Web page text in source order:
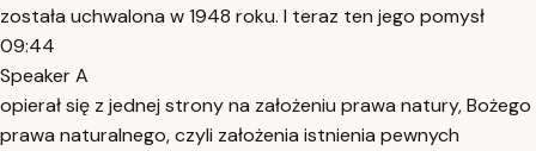
została uchwalona w 1948 roku. I teraz ten jego pomysł
09:44
Speaker A
opierał się z jednej strony na założeniu prawa natury, Bożego
prawa naturalnego, czyli założenia istnienia pewnych